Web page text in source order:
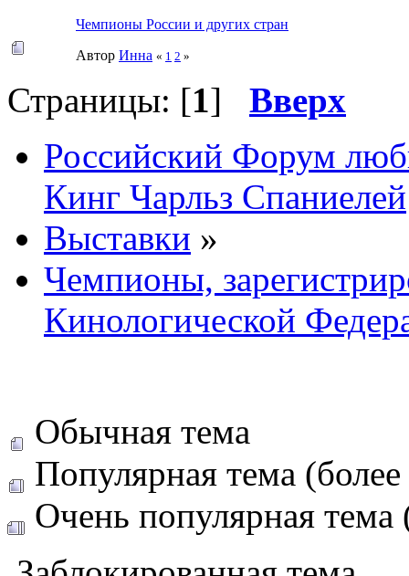
Чемпионы России и других стран
Автор Инна « 1 2 »
Страницы: [1] Вверх
Российский Форум
Кинг Чарльз Спаниелей
Выставки »
Чемпионы,
Кинологической
Обычная тема
Популярная тема (более
Очень популярная тема